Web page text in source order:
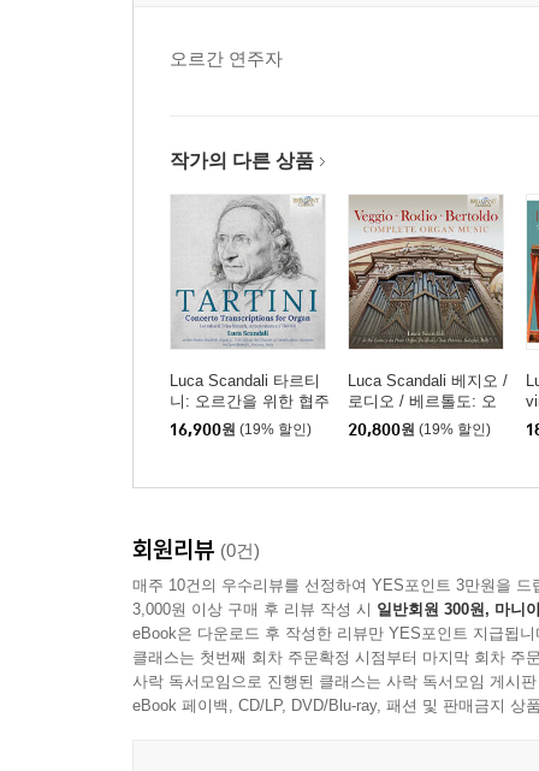
오르간 연주자
작가의 다른 상품
Luca Scandali 타르티
니: 오르간을 위한 협주
곡 편곡 (Tartini: Concer
to Transcriptions for Or
uth, Amsterdam c. 175
16,900원 (19% 할인)
Luca Scandali 베지오 /
로디오 / 베르톨도: 오
르간 음악 전곡 (Veggio
/ Rodio / Bertoldo: Co
20,800원 (19% 할인)
-
회원리뷰 (0건)
매주 10건의 우수리뷰를 선정하여 YES포인트 3만원을 드
3,000원 이상 구매 후 리뷰 작성 시 일반회원 300원, 마니
eBook은 다운로드 후 작성한 리뷰만 YES포인트 지급됩니
클래스는 첫번째 회차 주문확정 시점부터 마지막 회차 주
사락 독서모임으로 진행된 클래스는 사락 독서모임 게시
eBook 페이백, CD/LP, DVD/Blu-ray, 패션 및 판매금지 상